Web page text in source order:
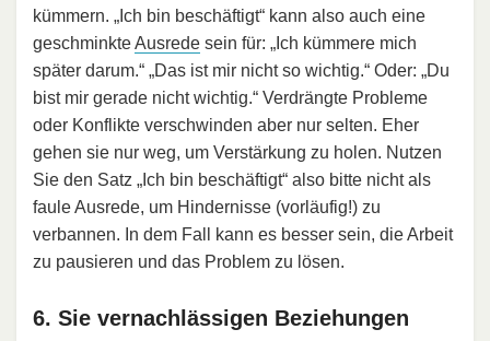
kümmern. „Ich bin beschäftigt“ kann also auch eine
geschminkteAusrede sein für: „Ich kümmere mich
später darum.“ „Das ist mir nicht so wichtig.“ Oder: „Du
bist mir gerade nicht wichtig.“ Verdrängte Probleme
oder Konflikte verschwinden aber nur selten. Eher
gehen sie nur weg, um Verstärkung zu holen. Nutzen
Sie den Satz „Ich bin beschäftigt“ also bitte nicht als
faule Ausrede, um Hindernisse (vorläufig!) zu
verbannen. In dem Fall kann es besser sein, die Arbeit
zu pausieren und das Problem zu lösen.
6. Sie vernachlässigen Beziehungen